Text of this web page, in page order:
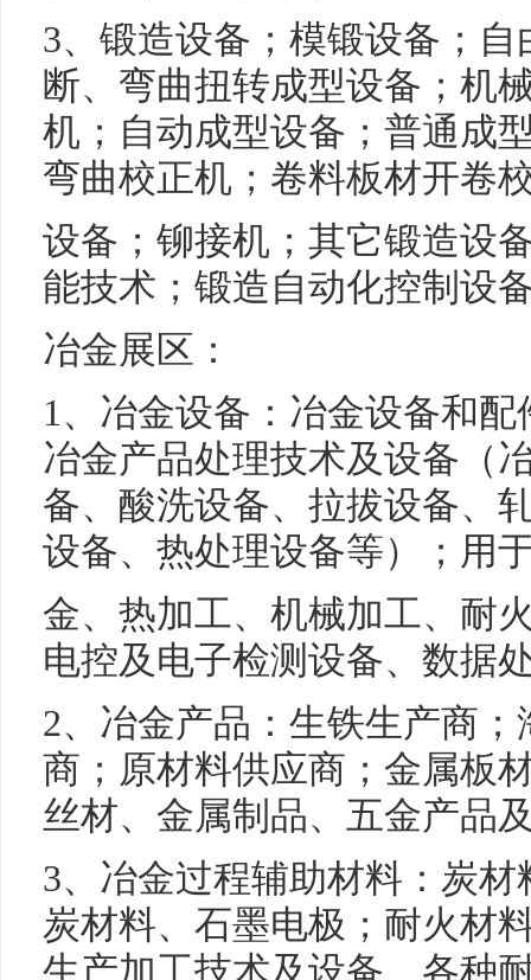
3、锻造设备；模锻设备；
断、弯曲扭转成型设备；机
机；自动成型设备；普通成
弯曲校正机；卷料板材开卷
设备；铆接机；其它锻造设
能技术；锻造自动化控制设
冶金展区：
1、冶金设备：冶金设备和
冶金产品处理技术及设备（
备、酸洗设备、拉拔设备、
设备、热处理设备等）；用
金、热加工、机械加工、耐
电控及电子检测设备、数据
2、冶金产品：生铁生产商
商；原材料供应商；金属板
丝材、金属制品、五金产品
3、冶金过程辅助材料：炭
炭材料、石墨电极；耐火材
生产加工技术及设备、各种